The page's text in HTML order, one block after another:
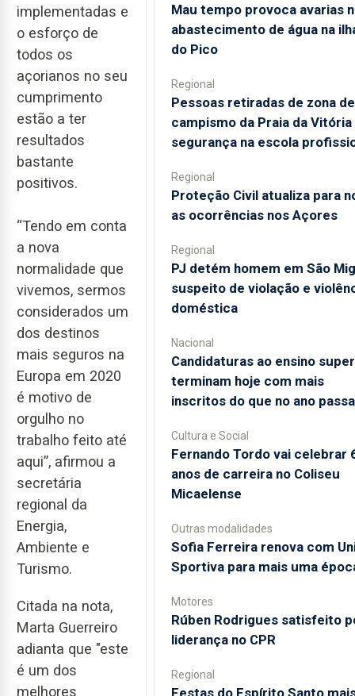
implementadas e
o esforço de
todos os
açorianos no seu
cumprimento
estão a ter
resultados
bastante
positivos.
“Tendo em conta
a nova
normalidade que
vivemos, sermos
considerados um
dos destinos
mais seguros na
Europa em 2020
é motivo de
orgulho no
trabalho feito até
aqui”, afirmou a
secretária
regional da
Energia,
Ambiente e
Turismo.
Citada na nota,
Marta Guerreiro
adianta que "este
é um dos
melhores
Mau tempo provoca avarias
abastecimento de água na
do Pico
Regional
Pessoas retiradas de zona de
campismo da Praia da Vitória
segurança na escola
Regional
Proteção Civil atualiza para
as ocorrências nos Açores
Regional
PJ detém homem em São
suspeito de violação e
doméstica
Nacional
Candidaturas ao ensino
terminam hoje com mais
inscritos do que no ano
Cultura e Social
Fernando Tordo vai celebrar
anos de carreira no Coliseu
Micaelense
Outras modalidades
Sofia Ferreira renova com
Sportiva para mais uma
Motores
Rúben Rodrigues satisfeito
liderança no CPR
Regional
Festas do Espírito Santo